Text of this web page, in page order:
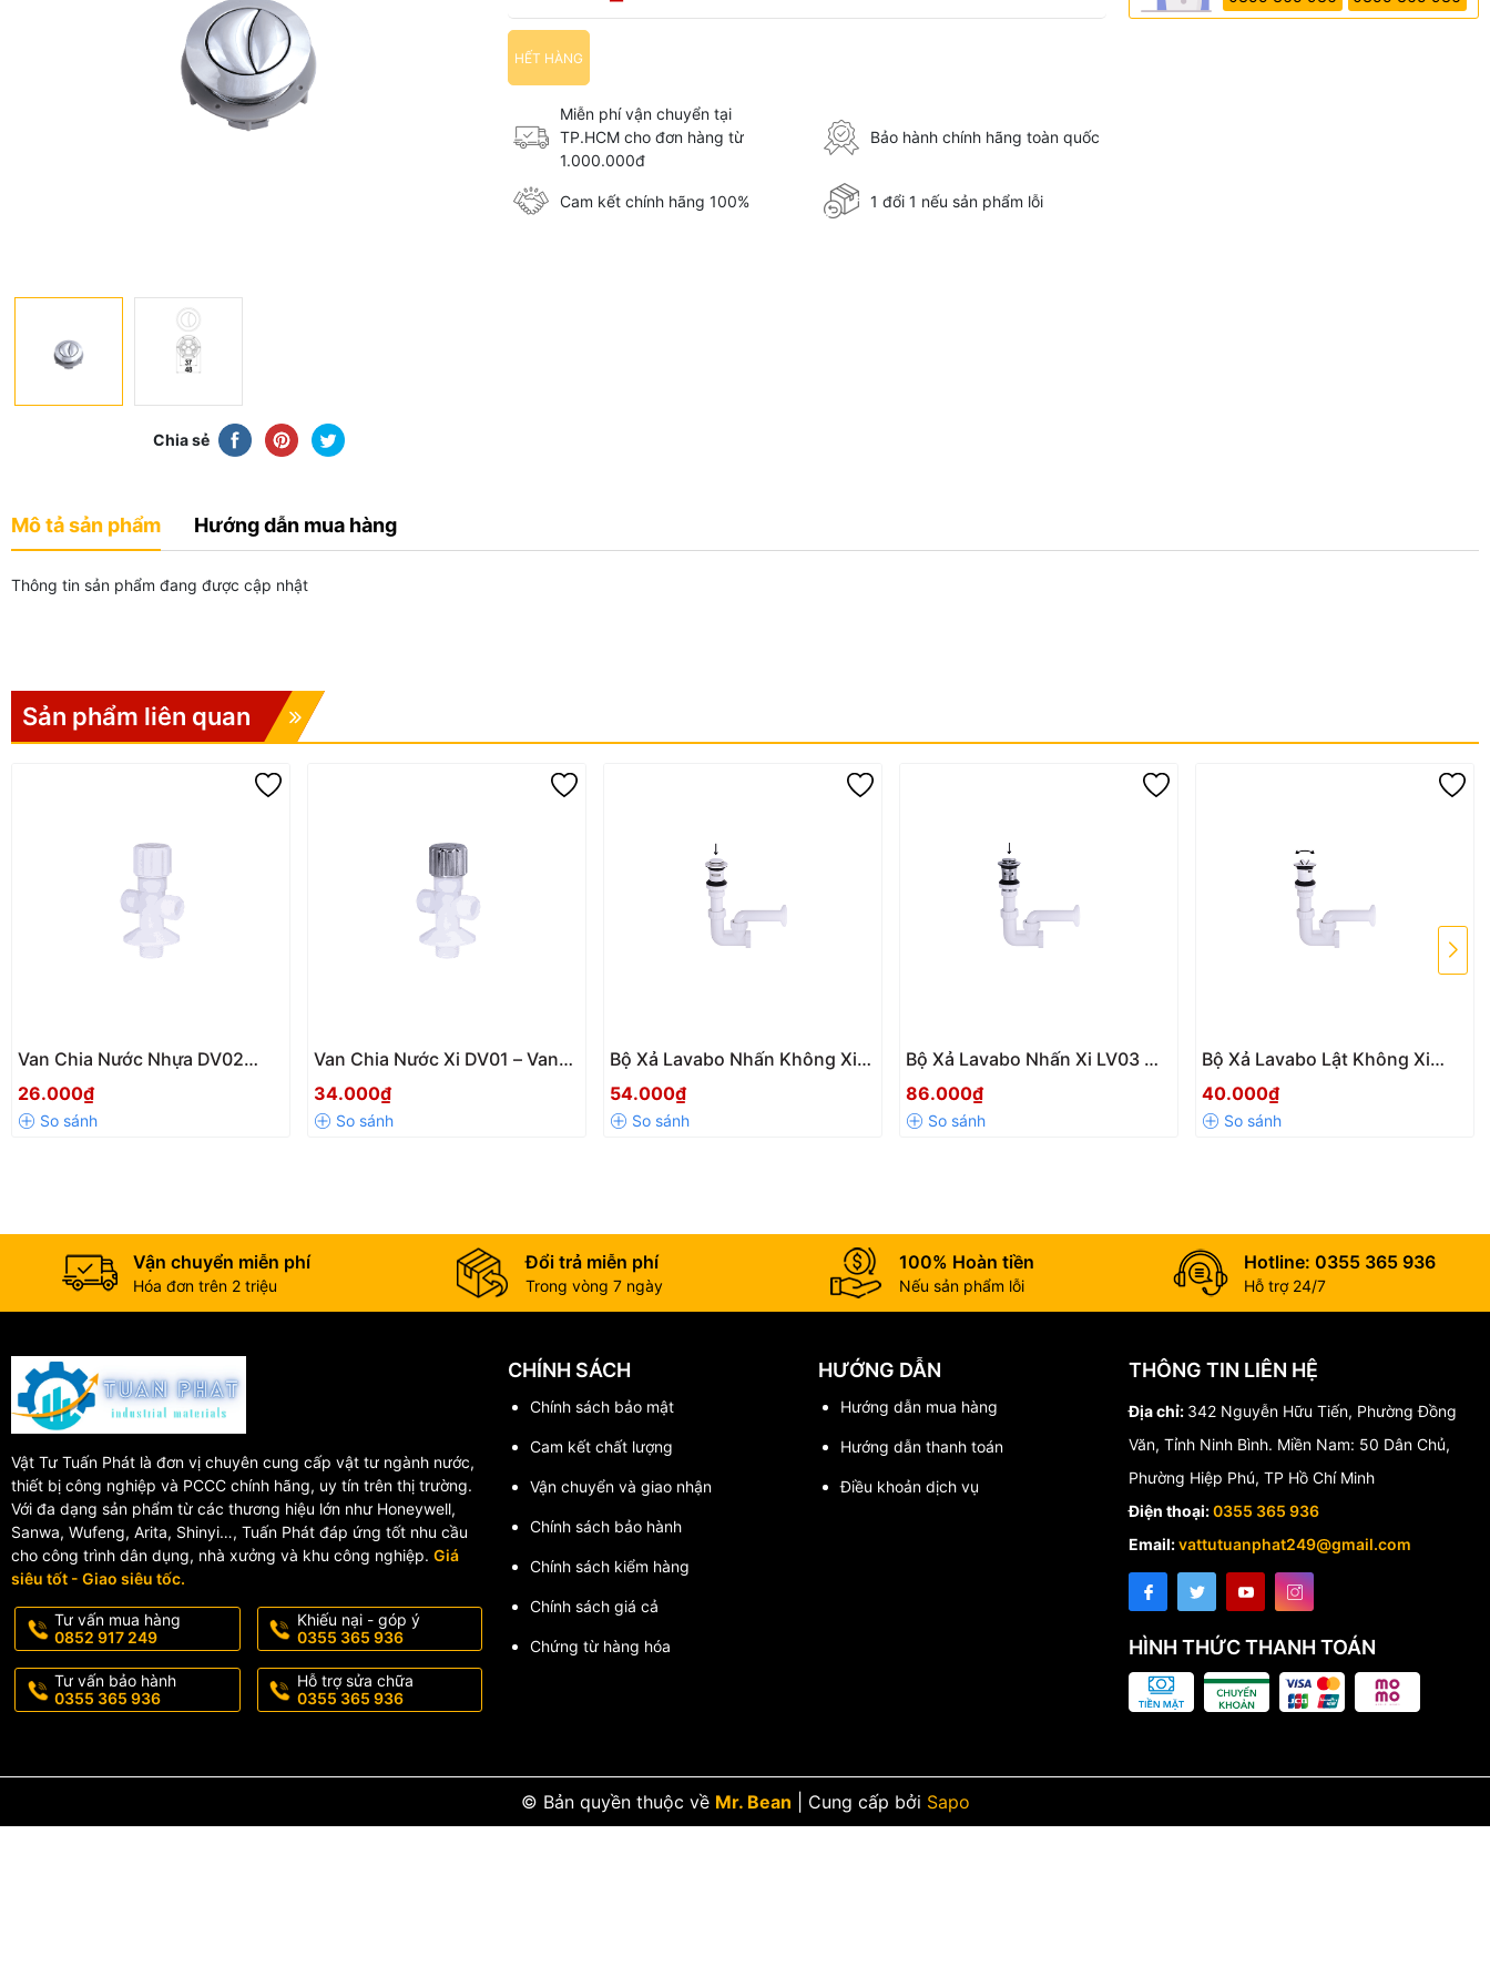
Chia sẻ
HẾT HÀNG
Miễn phí vận chuyển tại
TP.HCM cho đơn hàng từ
1.000.000đ
Bảo hành chính hãng toàn quốc
Cam kết chính hãng 100% 1 đổi 1 nếu sản phẩm lỗi
Mô tả sản phẩm Hướng dẫn mua hàng
Thông tin sản phẩm đang được cập nhật
Sản phẩm liên quan
Van Chia Nước Nhựa DV02
Hùng Anh – Van Chữ T Phi 21
Chia 2 Đường Nước Tiện Lợi
26.000₫
Van Chia Nước Xi DV01 – Van
Khóa Chữ T Chia Nước Tiện Lợi
Cho Bồn Cầu Và Vòi Xịt
34.000₫
Bộ Xả Lavabo Nhấn Không Xi
LV04 – Phụ Kiện Thoát Nước
Lavabo Tiện Lợi, Bền Bỉ
54.000₫
Bộ Xả Lavabo Nhấn Xi LV03 Mạ
Crom Cao Cấp – Bền Đẹp,
Thoát Nước Nhanh Cho Chậu
Rửa Mặt
86.000₫
Bộ Xả Lavabo Lật Không Xi
LV02 – Phụ Kiện Thoát Nước
Lavabo Linh Hoạt, Bền Bỉ
40.000₫
Vận chuyển miễn phí
Hóa đơn trên 2 triệu
Đổi trả miễn phí
Trong vòng 7 ngày
100% Hoàn tiền
Nếu sản phẩm lỗi
Hotline: 0355 365 936
Hỗ trợ 24/7
Vật Tư Tuấn Phát là đơn vị chuyên cung cấp vật tư ngành nước,
thiết bị công nghiệp và PCCC chính hãng, uy tín trên thị trường.
Với đa dạng sản phẩm từ các thương hiệu lớn như Honeywell,
Sanwa, Wufeng, Arita, Shinyi…, Tuấn Phát đáp ứng tốt nhu cầu
cho công trình dân dụng, nhà xưởng và khu công nghiệp. Giá
siêu tốt - Giao siêu tốc.
Tư vấn mua hàng
0852 917 249
Khiếu nại - góp ý
0355 365 936
Tư vấn bảo hành
0355 365 936
Hỗ trợ sửa chữa
0355 365 936
CHÍNH SÁCH
Chính sách bảo mật
Cam kết chất lượng
Vận chuyển và giao nhận
Chính sách bảo hành
Chính sách kiểm hàng
Chính sách giá cả
Chứng từ hàng hóa
HƯỚNG DẪN
Hướng dẫn mua hàng
Hướng dẫn thanh toán
Điều khoản dịch vụ
THÔNG TIN LIÊN HỆ
Địa chỉ: 342 Nguyễn Hữu Tiến, Phường Đồng
Văn, Tỉnh Ninh Bình. Miền Nam: 50 Dân Chủ,
Phường Hiệp Phú, TP Hồ Chí Minh
Điện thoại:0355 365 936
Email:vattutuanphat249@gmail.com
HÌNH THỨC THANH TOÁN
© Bản quyền thuộc về Mr. Bean Cung cấp bởi Sapo